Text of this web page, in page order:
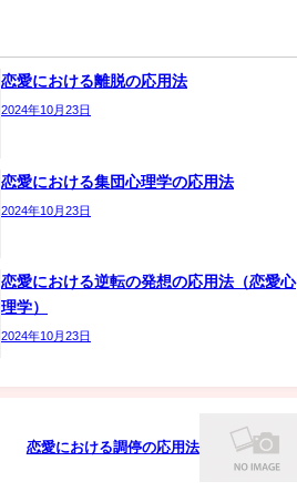
恋愛における離脱の応用法
2024年10月23日
恋愛における集団心理学の応用法
2024年10月23日
恋愛における逆転の発想の応用法（恋愛心
理学）
2024年10月23日
恋愛における調停の応用法